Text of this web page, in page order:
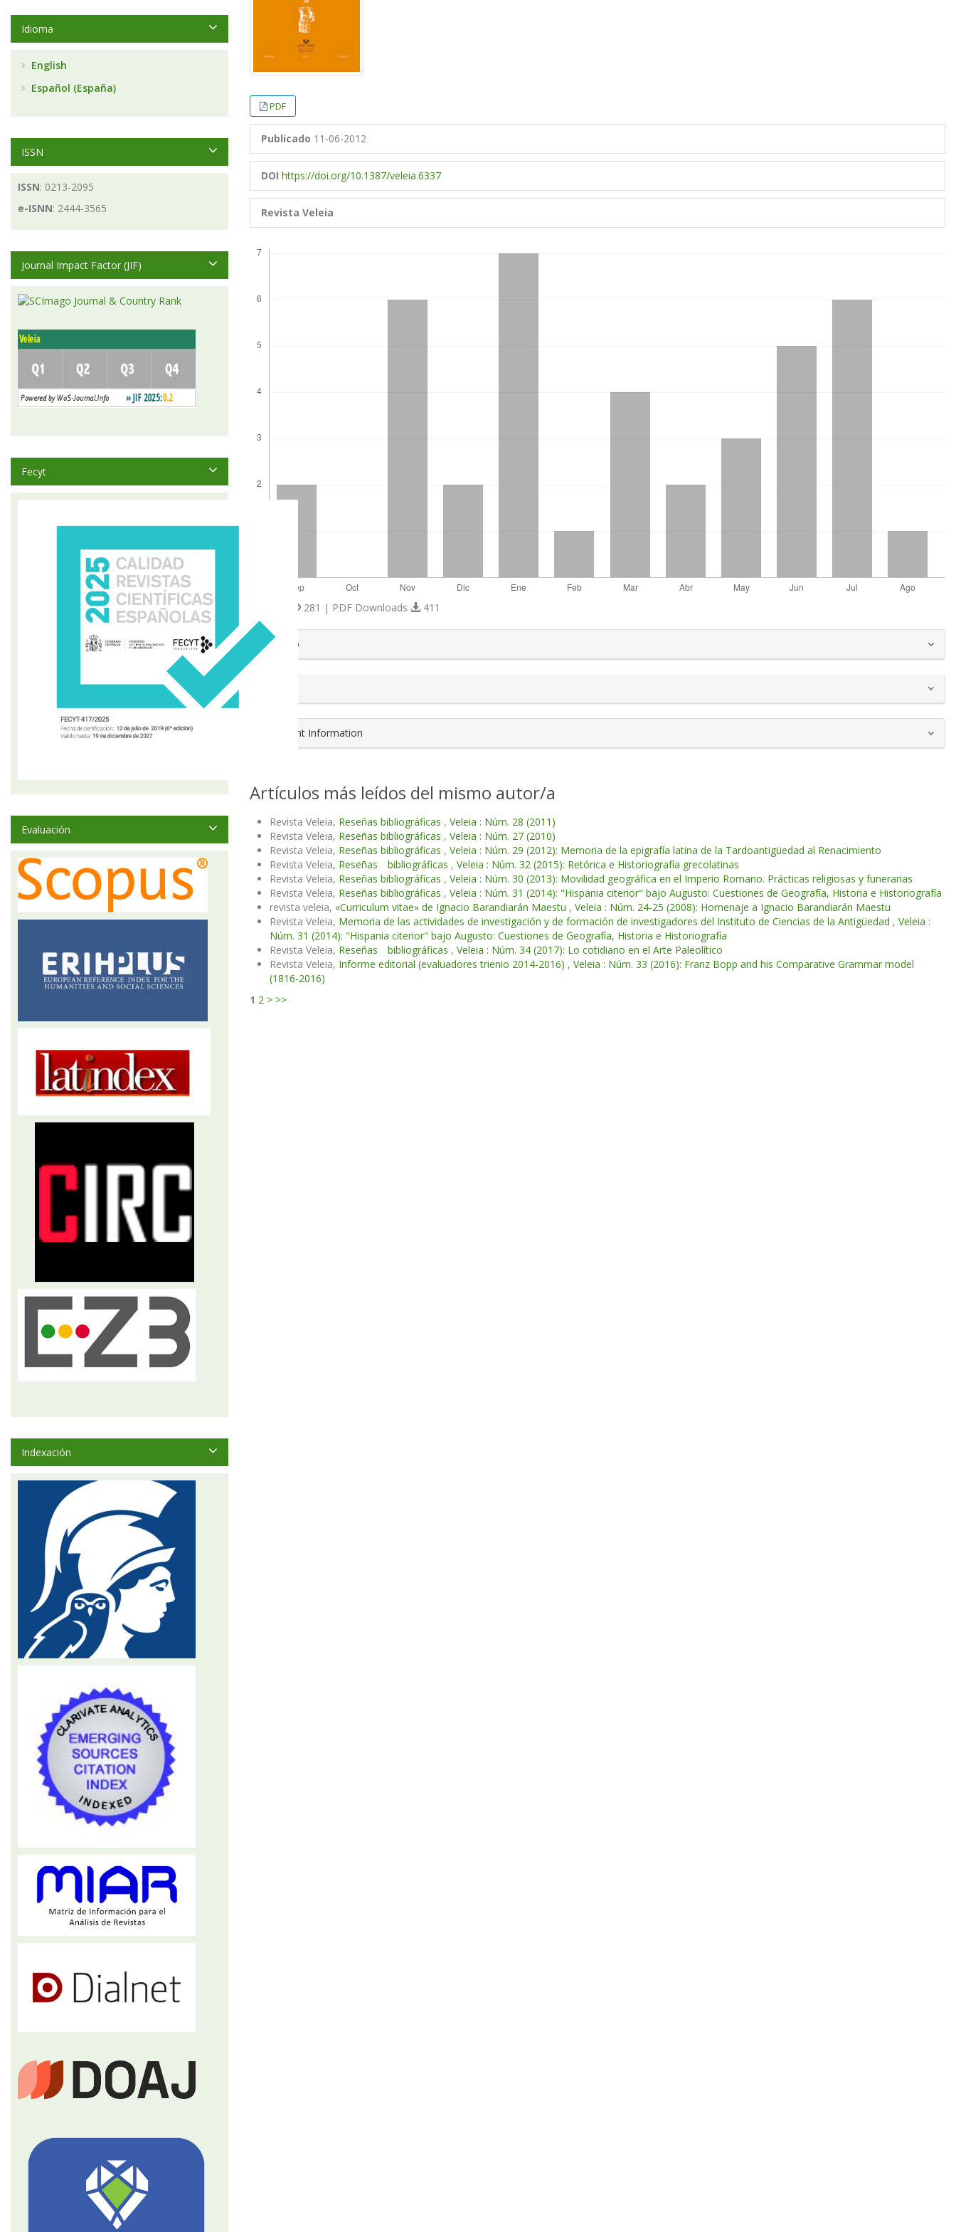
PDF
Publicado 11-06-2012
DOI https://doi.org/10.1387/veleia.6337
Revista Veleia
281 | PDF Downloads 411
##plugins.themes.bootstrap3.article.details##
Número
Copyright Information
Artículos más leídos del mismo autor/a
Revista Veleia, Reseñas bibliográficas , Veleia : Núm. 28 (2011)
Revista Veleia, Reseñas bibliográficas , Veleia : Núm. 27 (2010)
Revista Veleia, Reseñas bibliográficas , Veleia : Núm. 29 (2012): Memoria de la epigrafía latina de la Tardoantigüedad al Renacimiento
Revista Veleia, Reseñas bibliográficas , Veleia : Núm. 32 (2015): Retórica e Historiografía grecolatinas
Revista Veleia, Reseñas bibliográficas , Veleia : Núm. 30 (2013): Movilidad geográfica en el Imperio Romano. Prácticas religiosas y funerarias
Revista Veleia, Reseñas bibliográficas , Veleia : Núm. 31 (2014): "Hispania citerior" bajo Augusto: Cuestiones de Geografía, Historia e Historiografía
revista veleia, «Curriculum vitae» de Ignacio Barandiarán Maestu , Veleia : Núm. 24-25 (2008): Homenaje a Ignacio Barandiarán Maestu
Revista Veleia, Memoria de las actividades de investigación y de formación de investigadores del Instituto de Ciencias de la Antigüedad , Veleia :
Núm. 31 (2014): "Hispania citerior" bajo Augusto: Cuestiones de Geografía, Historia e Historiografía
Revista Veleia, Reseñas bibliográficas , Veleia : Núm. 34 (2017): Lo cotidiano en el Arte Paleolítico
Revista Veleia, Informe editorial (evaluadores trienio 2014-2016) , Veleia : Núm. 33 (2016): Franz Bopp and his Comparative Grammar model
(1816-2016)
1 2 > >>
Idioma
English
Español (España)
ISSN
ISSN: 0213-2095
e-ISNN: 2444-3565
Journal Impact Factor (JIF)
Fecyt
Evaluación
Indexación